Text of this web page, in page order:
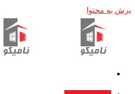
پرش به محتوا